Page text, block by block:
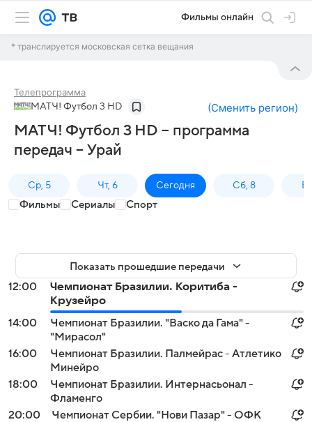
Фильмы онлайн
* транслируется московская сетка вещания
Телепрограмма
МАТЧ! Футбол 3 HD (Сменить регион)
МАТЧ! Футбол 3 HD – программа
передач – Урай
Ср, 5 Чт, 6 Сегодня Сб, 8
Фильмы Сериалы Спорт
Показать прошедшие передачи
12:00
Чемпионат Бразилии. Коритиба -
Крузейро
14:00
Чемпионат Бразилии. "Васко да Гама" -
"Мирасол"
16:00
Чемпионат Бразилии. Палмейрас - Атлетико
Минейро
18:00
Чемпионат Бразилии. Интернасьонал -
Фламенго
20:00
Чемпионат Сербии. "Нови Пазар" - ОФК